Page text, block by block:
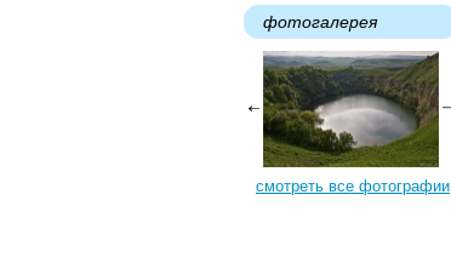
фотогалерея
смотреть все фотографии